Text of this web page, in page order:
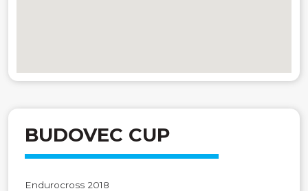
BUDOVEC CUP
Endurocross 2018